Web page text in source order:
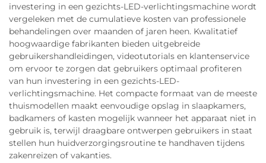
investering in een gezichts-LED-verlichtingsmachine wordt
vergeleken met de cumulatieve kosten van professionele
behandelingen over maanden of jaren heen. Kwalitatief
hoogwaardige fabrikanten bieden uitgebreide
gebruikershandleidingen, videotutorials en klantenservice
om ervoor te zorgen dat gebruikers optimaal profiteren
van hun investering in een gezichts-LED-
verlichtingsmachine. Het compacte formaat van de meeste
thuismodellen maakt eenvoudige opslag in slaapkamers,
badkamers of kasten mogelijk wanneer het apparaat niet in
gebruik is, terwijl draagbare ontwerpen gebruikers in staat
stellen hun huidverzorgingsroutine te handhaven tijdens
zakenreizen of vakanties.